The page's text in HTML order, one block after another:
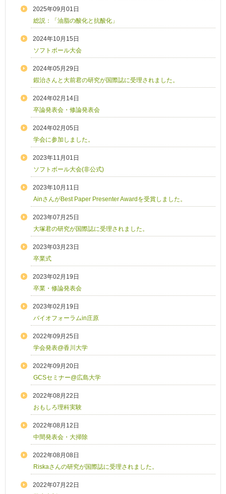
2025年09月01日
総説：「油脂の酸化と抗酸化」
2024年10月15日
ソフトボール大会
2024年05月29日
鍜治さんと大前君の研究が国際誌に受理されました。
2024年02月14日
卒論発表会・修論発表会
2024年02月05日
学会に参加しました。
2023年11月01日
ソフトボール大会(非公式)
2023年10月11日
AinさんがBest Paper Presenter Awardを受賞しました。
2023年07月25日
大塚君の研究が国際誌に受理されました。
2023年03月23日
卒業式
2023年02月19日
卒業・修論発表会
2023年02月19日
バイオフォーラムin庄原
2022年09月25日
学会発表@香川大学
2022年09月20日
GCSセミナー@広島大学
2022年08月22日
おもしろ理科実験
2022年08月12日
中間発表会・大掃除
2022年08月08日
Riskaさんの研究が国際誌に受理されました。
2022年07月22日